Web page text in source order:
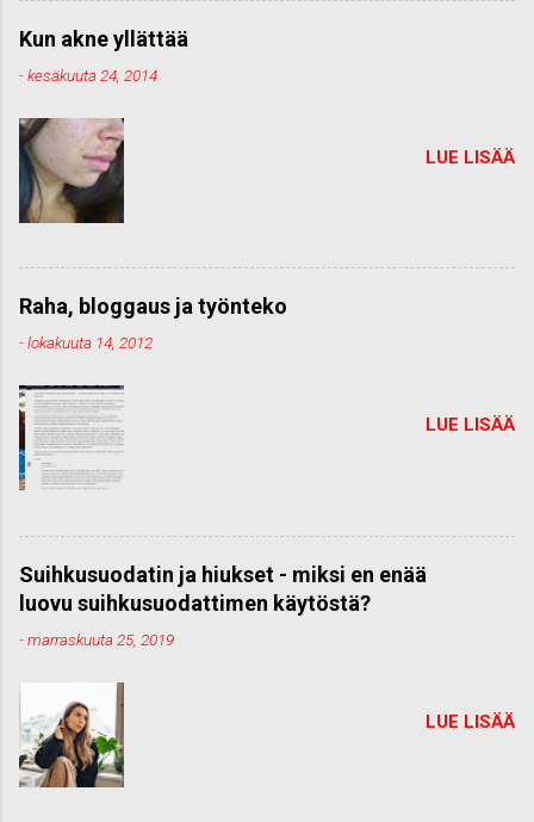
Kun akne yllättää
-kesäkuuta 24, 2014
LUE LISÄÄ
Raha, bloggaus ja työnteko
-lokakuuta 14, 2012
LUE LISÄÄ
Suihkusuodatin ja hiukset - miksi en enää
luovu suihkusuodattimen käytöstä?
-marraskuuta 25, 2019
LUE LISÄÄ